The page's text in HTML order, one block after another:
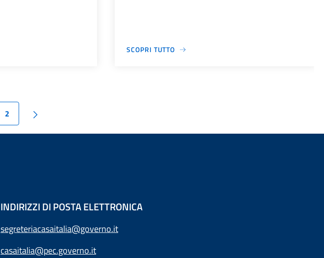
SCOPRI TUTTO
2
INDIRIZZI DI POSTA ELETTRONICA
segreteriacasaitalia@governo.it
casaitalia@pec.governo.it